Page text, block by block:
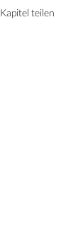
Kapitel teilen